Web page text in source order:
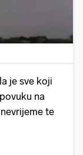
je sve koji
na
te